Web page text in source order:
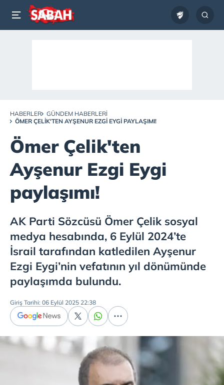
HABERLER
GÜNDEM HABERLERI
ÖMER ÇELIK'TEN AYŞENUR EZGI EYGI PAYLAŞIMI!
Ömer Çelik'ten
Ayşenur Ezgi Eygi
paylaşımı!
AK Parti Sözcüsü Ömer Çelik sosyal
medya hesabında, 6 Eylül 2024’te
İsrail tarafından katledilen Ayşenur
Ezgi Eygi’nin vefatının yıl dönümünde
paylaşımda bulundu.
Giriş Tarihi: 06 Eylül 2025 22:38